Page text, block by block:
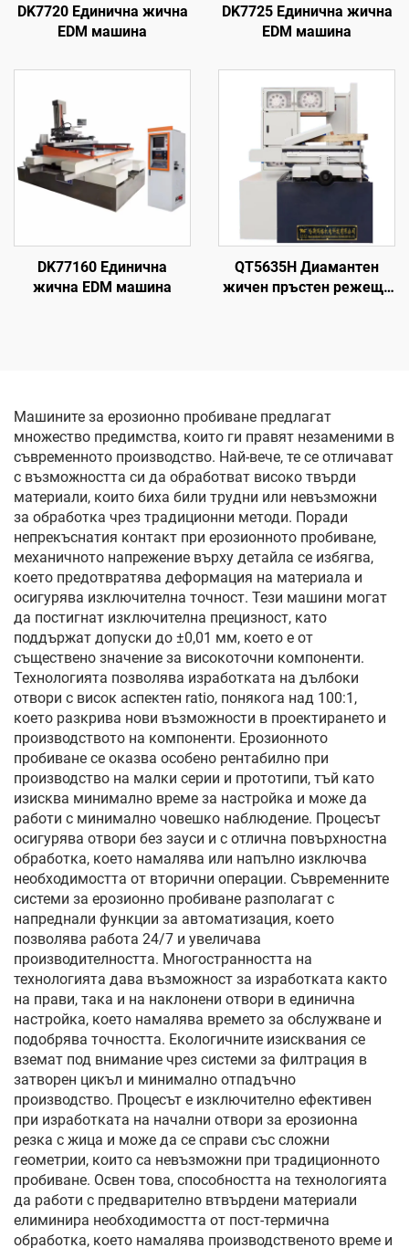
DK7720 Единична жична
EDM машина
DK7725 Единична жична
EDM машина
DK77160 Единична
жична EDM машина
QT5635H Диамантен
жичен пръстен режеща
Машините за ерозионно пробиване предлагат
множество предимства, които ги правят незаменими в
съвременното производство. Най-вече, те се отличават
с възможността си да обработват високо твърди
материали, които биха били трудни или невъзможни
за обработка чрез традиционни методи. Поради
непрекъснатия контакт при ерозионното пробиване,
механичното напрежение върху детайла се избягва,
което предотвратява деформация на материала и
осигурява изключителна точност. Тези машини могат
да постигнат изключителна прецизност, като
поддържат допуски до ±0,01 мм, което е от
съществено значение за високоточни компоненти.
Технологията позволява изработката на дълбоки
отвори с висок аспектен ratio, понякога над 100:1,
което разкрива нови възможности в проектирането и
производството на компоненти. Ерозионното
пробиване се оказва особено рентабилно при
производство на малки серии и прототипи, тъй като
изисква минимално време за настройка и може да
работи с минимално човешко наблюдение. Процесът
осигурява отвори без зауси и с отлична повърхностна
обработка, което намалява или напълно изключва
необходимостта от вторични операции. Съвременните
системи за ерозионно пробиване разполагат с
напреднали функции за автоматизация, което
позволява работа 24/7 и увеличава
производителността. Многостранността на
технологията дава възможност за изработката както
на прави, така и на наклонени отвори в единична
настройка, което намалява времето за обслужване и
подобрява точността. Екологичните изисквания се
вземат под внимание чрез системи за филтрация в
затворен цикъл и минимално отпадъчно
производство. Процесът е изключително ефективен
при изработката на начални отвори за ерозионна
резка с жица и може да се справи със сложни
геометрии, които са невъзможни при традиционното
пробиване. Освен това, способността на технологията
да работи с предварително втвърдени материали
елиминира необходимостта от пост-термична
обработка, което намалява производственото време и